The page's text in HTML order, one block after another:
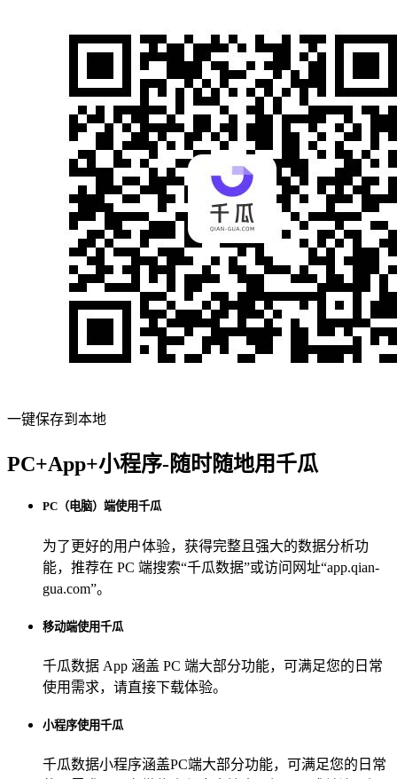
一键保存到本地
PC+App+小程序-随时随地用千瓜
PC（电脑）端使用千瓜
为了更好的用户体验，获得完整且强大的数据分析功
能，推荐在 PC 端搜索“千瓜数据”或访问网址“app.qian-
gua.com”。
移动端使用千瓜
千瓜数据 App 涵盖 PC 端大部分功能，可满足您的日常
使用需求，请直接下载体验。
小程序使用千瓜
千瓜数据小程序涵盖PC端大部分功能，可满足您的日常